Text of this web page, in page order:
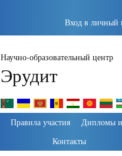
Вход в личный
Научно-образовательный центр
Эрудит
Пропустить
навигацию
Правила участия Дипломы
Контакты